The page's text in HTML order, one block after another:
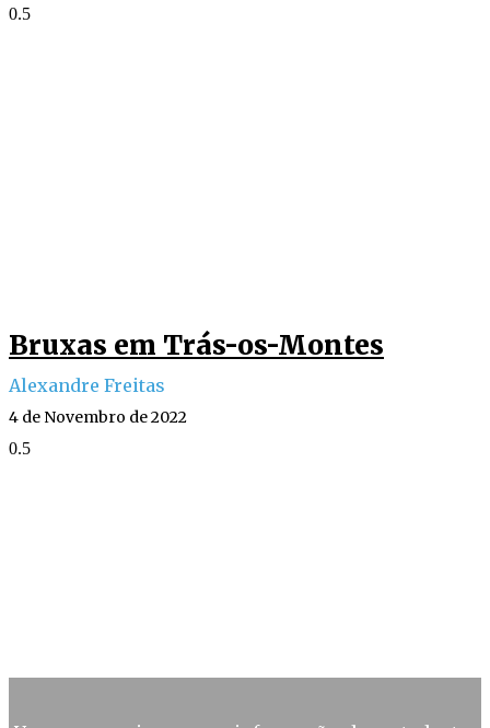
Bruxas em Trás-os-Montes
Alexandre Freitas
4 de Novembro de 2022